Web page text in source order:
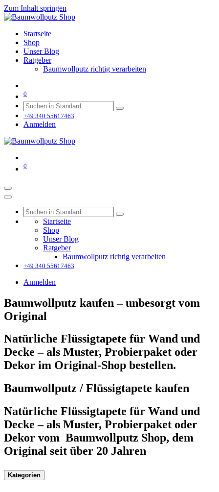
Zum Inhalt springen
Startseite
Shop
Unser Blog
Ratgeber
Baumwollputz richtig verarbeiten
0
+49 340 55617463
Anmelden
0
Startseite
Shop
Unser Blog
Ratgeber
Baumwollputz richtig verarbeiten
+49 340 55617463
Anmelden
Baumwollputz kaufen – unbesorgt vom
Original
Natürliche Flüssigtapete für Wand und
Decke – als Muster, Probierpaket oder
Dekor im Original-Shop bestellen.
Baumwollputz / Flüssigtapete kaufen
Natürliche Flüssigtapete für Wand und
Decke – als Muster, Probierpaket oder
Dekor vom Baumwollputz Shop, dem
Original seit über 20 Jahren
Kategorien